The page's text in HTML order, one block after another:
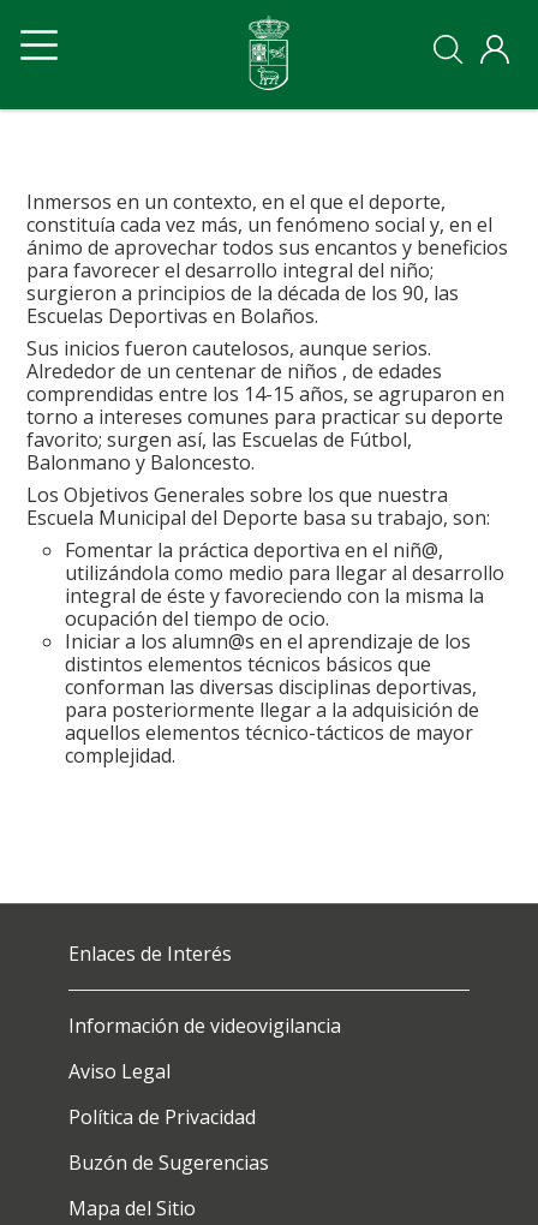
contenido
principal
principal
Ayto
principal
Ayto
Inmersos en un contexto, en el que el deporte,
constituía cada vez más, un fenómeno social y, en el
ánimo de aprovechar todos sus encantos y beneficios
para favorecer el desarrollo integral del niño;
surgieron a principios de la década de los 90, las
Escuelas Deportivas en Bolaños.
Sus inicios fueron cautelosos, aunque serios.
Alrededor de un centenar de niños , de edades
comprendidas entre los 14-15 años, se agruparon en
torno a intereses comunes para practicar su deporte
favorito; surgen así, las Escuelas de Fútbol,
Balonmano y Baloncesto.
Los Objetivos Generales sobre los que nuestra
Escuela Municipal del Deporte basa su trabajo, son:
Fomentar la práctica deportiva en el niñ@,
utilizándola como medio para llegar al desarrollo
integral de éste y favoreciendo con la misma la
ocupación del tiempo de ocio.
Iniciar a los alumn@s en el aprendizaje de los
distintos elementos técnicos básicos que
conforman las diversas disciplinas deportivas,
para posteriormente llegar a la adquisición de
aquellos elementos técnico-tácticos de mayor
complejidad.
Enlaces de Interés
Información de videovigilancia
Aviso Legal
Política de Privacidad
Buzón de Sugerencias
Mapa del Sitio